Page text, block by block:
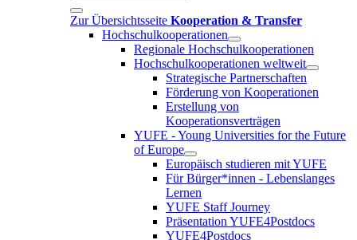
Zur Übersichtsseite Kooperation & Transfer
Hochschulkooperationen
Regionale Hochschulkooperationen
Hochschulkooperationen weltweit
Strategische Partnerschaften
Förderung von Kooperationen
Erstellung von
Kooperationsverträgen
YUFE - Young Universities for the Future
of Europe
Europäisch studieren mit YUFE
Für Bürger*innen - Lebenslanges
Lernen
YUFE Staff Journey
Präsentation YUFE4Postdocs
YUFE4Postdocs